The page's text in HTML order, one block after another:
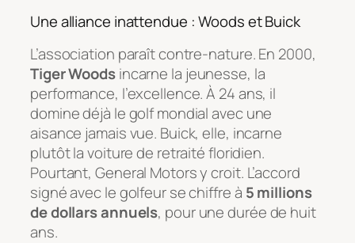
Une alliance inattendue : Woods et Buick
L’association paraît contre-nature. En 2000,
Tiger Woodsincarne la jeunesse, la
performance, l’excellence. À 24 ans, il
domine déjà le golf mondial avec une
aisance jamais vue. Buick, elle, incarne
plutôt la voiture de retraité floridien.
Pourtant, General Motors y croit. L’accord
signé avec le golfeur se chiffre à 5 millions
de dollars annuels, pour une durée de huit
ans.